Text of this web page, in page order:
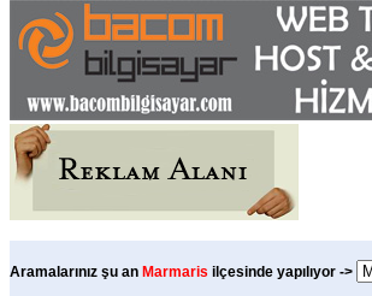
Aramalarınız şu an Marmaris ilçesinde yapılıyor ->